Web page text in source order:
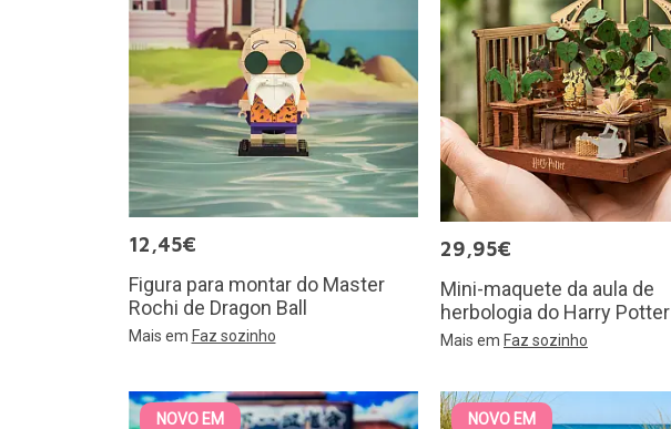
12,45€
Figura para montar do Master
Rochi de Dragon Ball
Mais em Faz sozinho
29,95€
Mini-maquete da aula de
herbologia do Harry Potter
Mais em Faz sozinho
NOVO EM NOVO EM